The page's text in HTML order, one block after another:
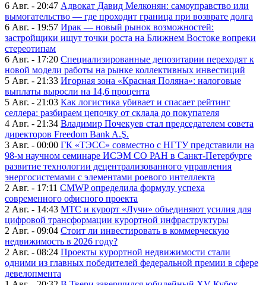
6 Авг. - 20:47 Адвокат Давид Мелконян: самоуправство или
вымогательство — где проходит граница при возврате долга
6 Авг. - 19:57 Ирак — новый рынок возможностей:
застройщики ищут точки роста на Ближнем Востоке вопреки
стереотипам
6 Авг. - 17:20 Специализированные депозитарии переходят к
новой модели работы на рынке коллективных инвестиций
5 Авг. - 21:33 Игорная зона «Красная Поляна»: налоговые
выплаты выросли на 14,6 процента
5 Авг. - 21:03 Как логистика убивает и спасает рейтинг
селлера: разбираем цепочку от склада до покупателя
4 Авг. - 21:34 Владимир Почекуев стал председателем совета
директоров Freedom Bank A.Ş.
3 Авг. - 00:00 ГК «ТЭСС» совместно с НГТУ представили на
98-м научном семинаре ИСЭМ СО РАН в Санкт-Петербурге
развитие технологии децентрализованного управления
энергосистемами с элементами роевого интеллекта
2 Авг. - 17:11 CMWP определила формулу успеха
современного офисного проекта
2 Авг. - 14:43 МТС и курорт «Лучи» объединяют усилия для
цифровой трансформации курортной инфраструктуры
2 Авг. - 09:04 Стоит ли инвестировать в коммерческую
недвижимость в 2026 году?
2 Авг. - 08:24 Проекты курортной недвижимости стали
одними из главных победителей федеральной премии в сфере
девелопмента